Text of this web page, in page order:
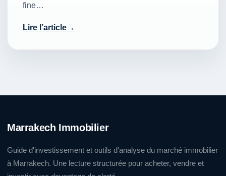
fine…
Lire l’article
Marrakech Immobilier
Guide d'investissement et outils d'analyse du marché immobilier
à Marrakech. Une lecture structurée pour acheter, vendre et